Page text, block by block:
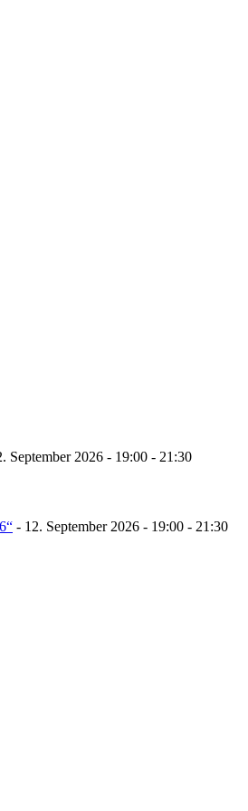
September 2026 - 19:00 - 21:30
- 12. September 2026 - 19:00 - 21:30